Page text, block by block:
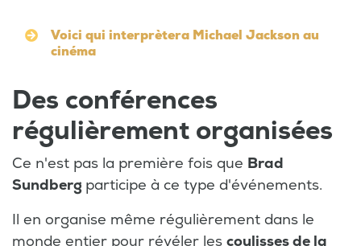
Voici qui interprètera Michael Jackson au
cinéma
Des conférences
régulièrement organisées
Ce n'est pas la première fois que Brad
Sundberg participe à ce type d'événements.
Il en organise même régulièrement dans le
monde entier pour révéler les coulisses de la